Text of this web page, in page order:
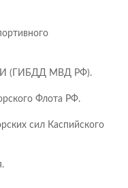
(ГИБДД МВД РФ).
Флота РФ.
сил Каспийского